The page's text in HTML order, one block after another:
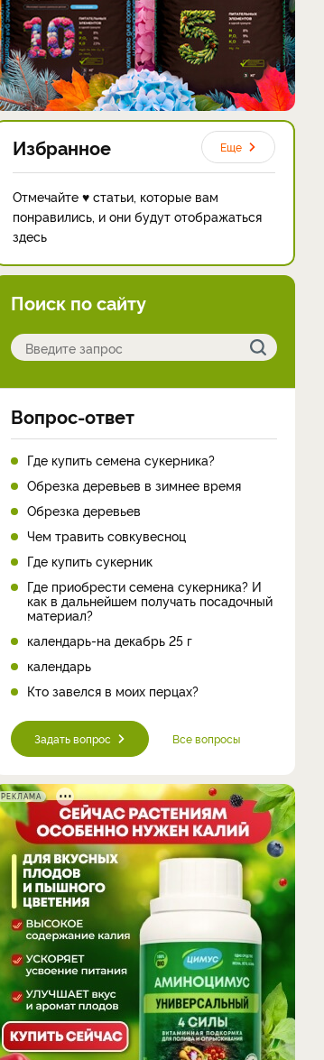
Избранное Еще
Отмечайте ♥ статьи, которые вам
понравились, и они будут отображаться
здесь
Поиск по сайту
Вопрос-ответ
Где купить семена сукерника?
Обрезка деревьев в зимнее время
Обрезка деревьев
Чем травить совкувесноц
Где купить сукерник
Где приобрести семена сукерника? И
как в дальнейшем получать посадочный
материал?
календарь-на декабрь 25 г
календарь
Кто завелся в моих перцах?
Задать вопрос Все вопросы
РЕКЛАМА